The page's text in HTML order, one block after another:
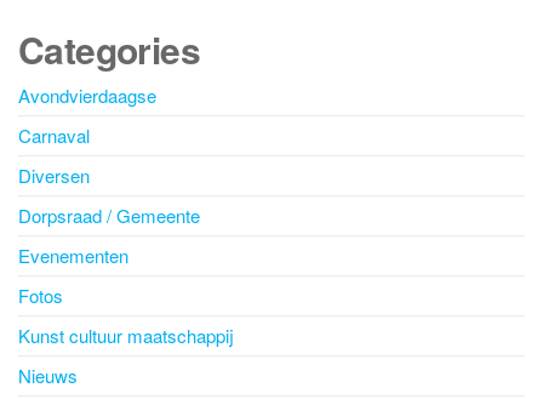
Categories
Avondvierdaagse
Carnaval
Diversen
Dorpsraad / Gemeente
Evenementen
Fotos
Kunst cultuur maatschappij
Nieuws